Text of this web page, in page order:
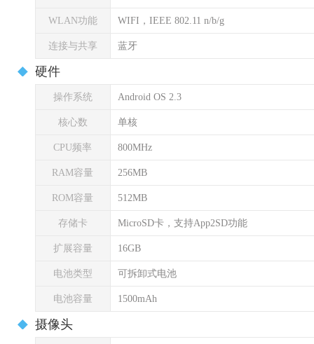
WLAN功能 WIFI，IEEE 802.11 n/b/g
连接与共享 蓝牙
硬件
操作系统 Android OS 2.3
核心数 单核
CPU频率 800MHz
RAM容量 256MB
ROM容量 512MB
存储卡 MicroSD卡，支持App2SD功能
扩展容量 16GB
电池类型 可拆卸式电池
电池容量 1500mAh
摄像头